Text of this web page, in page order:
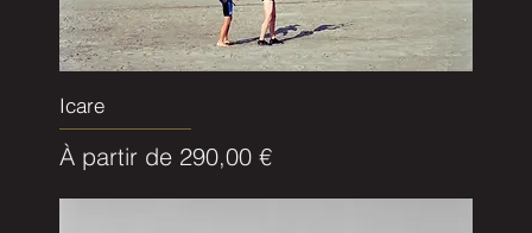
Icare
À partir de 290,00 €
Prix promotionnel